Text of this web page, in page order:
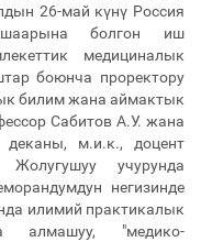
26-май күнү Россия
шаарына болгон иш
медициналык
боюнча проректору
билим жана аймактык
Сабитов А.У. жана
деканы, м.и.к., доцент
учурунда
негизинде
илимий практикалык
алмашуу, "медико-